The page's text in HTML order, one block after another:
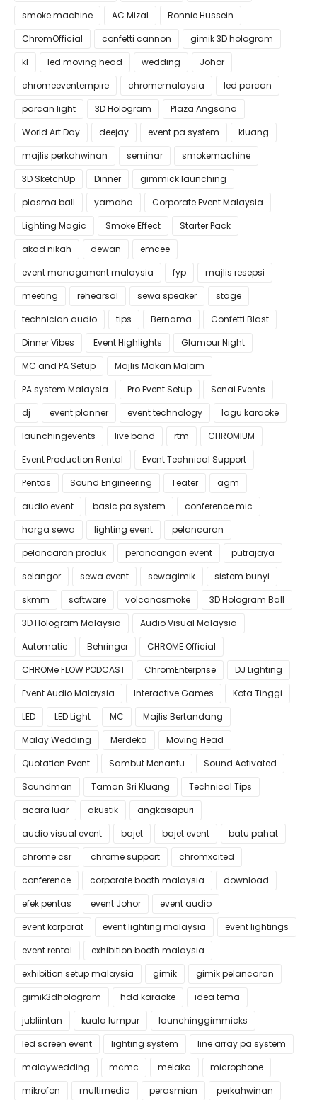
smoke machine AC Mizal
Ronnie Hussein
ChromOfficial
confetti cannon
gimik 3D hologram
kl
led moving head wedding
Johor
chromeeventempire
chromemalaysia
led parcan
parcan light
3D Hologram
Plaza Angsana
World Art Day
deejay event pa system
kluang
majlis perkahwinan
seminar
smokemachine
3D SketchUp
Dinner
gimmick launching
plasma ball
yamaha
Corporate Event Malaysia
Lighting Magic
Smoke Effect
Starter Pack
akad nikah
dewan
emcee
event management malaysia
fyp
majlis resepsi
meeting
rehearsal sewa speaker
stage
technician audio
tips Bernama
Confetti Blast
Dinner Vibes
Event Highlights
Glamour Night
MC and PA Setup
Majlis Makan Malam
PA system Malaysia
Pro Event Setup
Senai Events
dj
event planner event technology
lagu karaoke
launchingevents
live band rtm
CHROMIUM
Event Production Rental
Event Technical Support
Pentas
Sound Engineering Teater
agm
audio event
basic pa system
conference mic
harga sewa
lighting event
pelancaran
pelancaran produk
perancangan event
putrajaya
selangor
sewa event sewagimik
sistem bunyi
skmm
software volcanosmoke
3D Hologram Ball
3D Hologram Malaysia
Audio Visual Malaysia
Automatic
Behringer
CHROME Official
CHROMe FLOW PODCAST
ChromEnterprise
DJ Lighting
Event Audio Malaysia
Interactive Games
Kota Tinggi
LED
LED Light MC
Majlis Bertandang
Malay Wedding
Merdeka
Moving Head
Quotation Event
Sambut Menantu
Sound Activated
Soundman
Taman Sri Kluang
Technical Tips
acara luar
akustik
angkasapuri
audio visual event
bajet bajet event
batu pahat
chrome csr
chrome support
chromxcited
conference
corporate booth malaysia
download
efek pentas
event Johor
event audio
event korporat
event lighting malaysia
event lightings
event rental
exhibition booth malaysia
exhibition setup malaysia
gimik
gimik pelancaran
gimik3dhologram
hdd karaoke
idea tema
jubliintan
kuala lumpur
launchinggimmicks
led screen event
lighting system
line array pa system
malaywedding
mcmc melaka
microphone
mikrofon
multimedia perasmian
perkahwinan